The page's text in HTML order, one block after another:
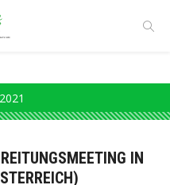
2021
IN